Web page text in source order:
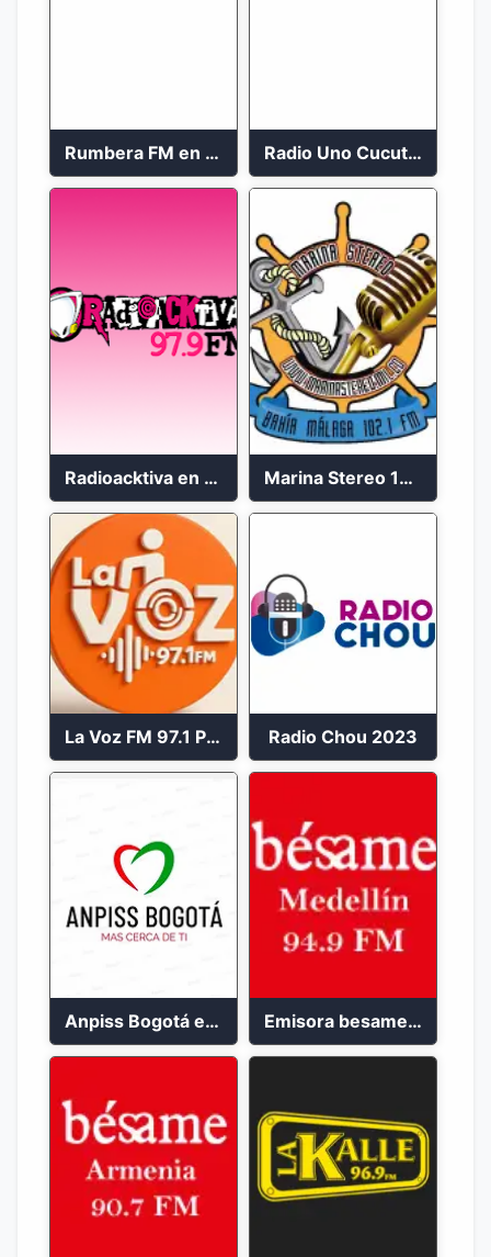
Rumbera FM en vivo 24/7 Radio Uno Cucuta 91.7 FM
Radioacktiva en vivo 97.9 FM Marina Stereo 102.1 FM
La Voz FM 97.1 Popayán en Vivo Radio Chou 2023
Anpiss Bogotá emisora 2023 Emisora besame medellín 2023